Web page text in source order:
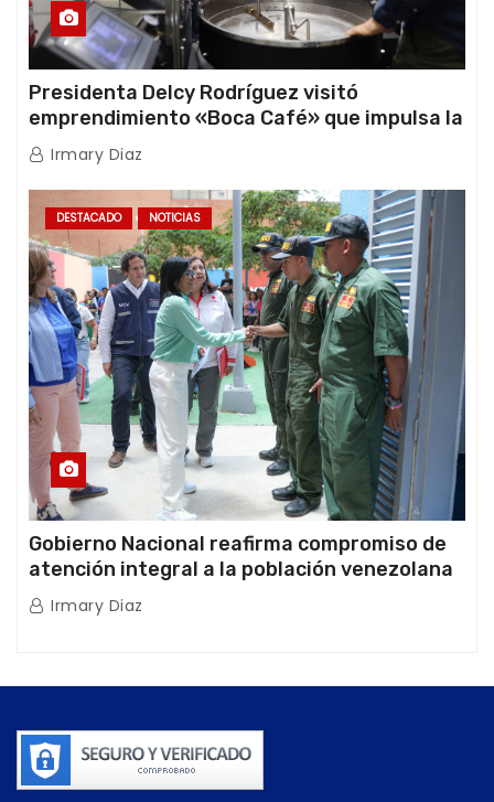
Presidenta Delcy Rodríguez visitó
emprendimiento «Boca Café» que impulsa la
producción nacional hacia mercados
internacionales
Irmary Diaz
DESTACADO NOTICIAS
Gobierno Nacional reafirma compromiso de
atención integral a la población venezolana
tras doblete sísmico
Irmary Diaz